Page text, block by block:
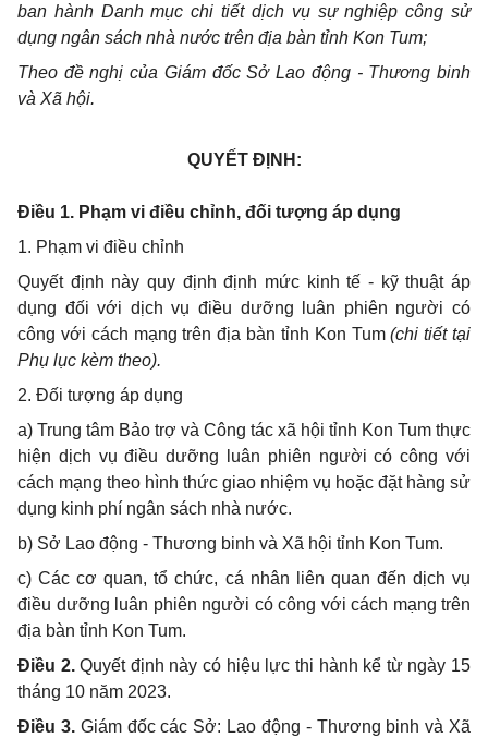
ban hành Danh mục chi tiết dịch vụ sự nghiệp công sử
dụng ngân sách nhà nước trên địa bàn tỉnh Kon Tum;
Theo đề nghị của Giám đốc Sở Lao động - Thương binh
và Xã hội.
QUYẾT ĐỊNH:
Điều 1. Phạm vi điều chỉnh, đối tượng áp dụng
1. Phạm vi điều chỉnh
Quyết định này quy định định mức kinh tế - kỹ thuật áp
dụng đối với dịch vụ điều dưỡng luân phiên người có
công với cách mạng trên địa bàn tỉnh Kon Tum(chi tiết tại
Phụ lục kèm theo).
2. Đối tượng áp dụng
a) Trung tâm Bảo trợ và Công tác xã hội tỉnh Kon Tum thực
hiện dịch vụ điều dưỡng luân phiên người có công với
cách mạng theo hình thức giao nhiệm vụ hoặc đặt hàng sử
dụng kinh phí ngân sách nhà nước.
b) Sở Lao động - Thương binh và Xã hội tỉnh Kon Tum.
c) Các cơ quan, tổ chức, cá nhân liên quan đến dịch vụ
điều dưỡng luân phiên người có công với cách mạng trên
địa bàn tỉnh Kon Tum.
Điều 2.Quyết định này có hiệu lực thi hành kể từ ngày 15
tháng 10 năm 2023.
Điều 3.Giám đốc các Sở: Lao động - Thương binh và Xã